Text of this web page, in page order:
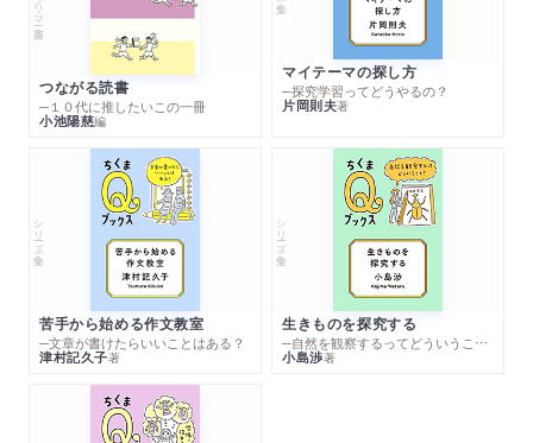
つながる読書
─１０代に推したいこの一冊
小池陽慈編
マイテーマの探し方
─探究学習ってどうやるの？
片岡則夫著
シリーズ・全集
苦手から始める作文教室
─文章が書けたらいいことはある？
津村記久子著
シリーズ・全集
生きものを探究する
─自然を観察するってどういうこと？
小島渉著